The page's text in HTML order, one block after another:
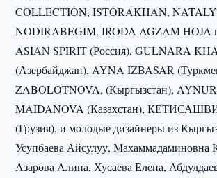
COLLECTION, ISTORAKHAN,
NODIRABEGIM, IRODA AGZAM HOJA
ASIAN SPIRIT (Россия), GULNARA
(Азербайджан), AYNA IZBASAR
ZABOLOTNOVA, (Кыргызстан),
MAIDANOVA (Казахстан),
(Грузия), и молодые дизайнеры из
Усупбаева Айсулуу, Махаммадаминовна
Азарова Алина, Хусаева Елена,